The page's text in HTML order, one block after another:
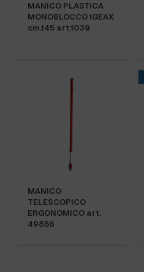
MANICO PLASTICA
MONOBLOCCO IGEAX
cm.145 art.1039
MANICO
TELESCOPICO
ERGONOMICO art.
49856